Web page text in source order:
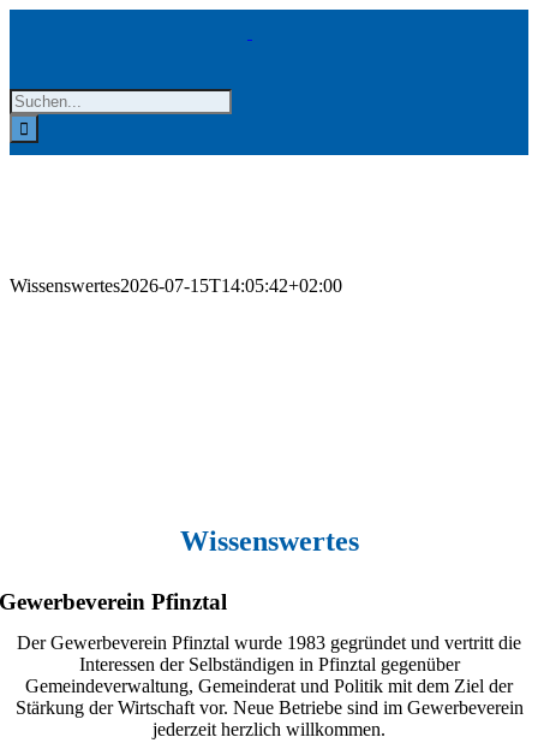
Suche
nach:
Wissenswertes2026-07-15T14:05:42+02:00
Wissenswertes
Gewerbeverein Pfinztal
Der Gewerbeverein Pfinztal wurde 1983 gegründet und vertritt die
Interessen der Selbständigen in Pfinztal gegenüber
Gemeindeverwaltung, Gemeinderat und Politik mit dem Ziel der
Stärkung der Wirtschaft vor. Neue Betriebe sind im Gewerbeverein
jederzeit herzlich willkommen.